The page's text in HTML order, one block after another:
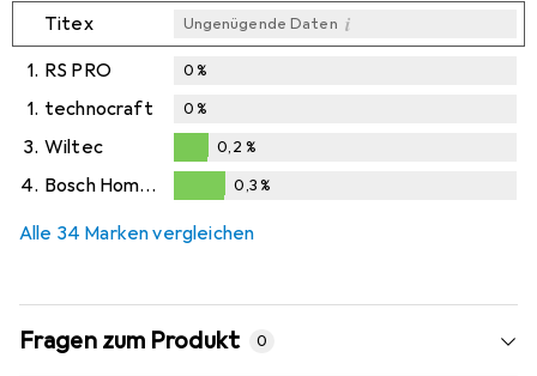
Titex Ungenügende Daten i
1. RS PRO 0%
1. technocraft 0%
3. Wiltec
0,2%
0,2 %
4. Bosch Home & Garden 0,3%
Alle 34 Marken vergleichen
Fragen zum Produkt 0